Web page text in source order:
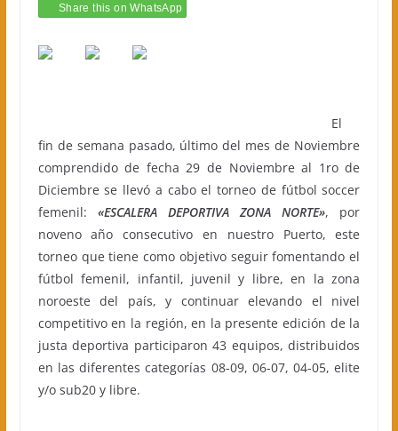
Share this on WhatsApp
El
fin de semana pasado, último del mes de Noviembre
comprendido de fecha 29 de Noviembre al 1ro de
Diciembre se llevó a cabo el torneo de fútbol soccer
femenil: «ESCALERA DEPORTIVA ZONA NORTE», por
noveno año consecutivo en nuestro Puerto, este
torneo que tiene como objetivo seguir fomentando el
fútbol femenil, infantil, juvenil y libre, en la zona
noroeste del país, y continuar elevando el nivel
competitivo en la región, en la presente edición de la
justa deportiva participaron 43 equipos, distribuidos
en las diferentes categorías 08-09, 06-07, 04-05, elite
y/o sub20 y libre.